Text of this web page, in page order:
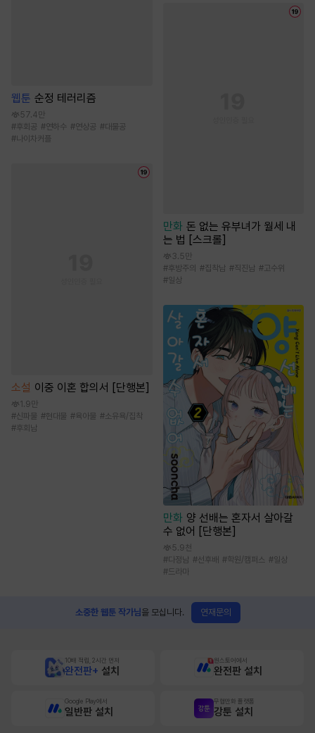
웹툰 순정 테러리즘
57.4만
#후회공 #연하수 #연상공 #대물공
#나이차커플
소설 이중 이혼 합의서 [단행본]
1.9만
#신파물 #현대물 #육아물 #소유욕/집착
#후회남
만화 돈 없는 유부녀가 월세 내
는 법 [스크롤]
3.5만
#후방주의 #집착남 #직진남 #고수위
#일상
만화 양 선배는 혼자서 살아갈
수 없어 [단행본]
5.9천
#다정남 #선후배 #학원/캠퍼스 #일상
#드라마
소중한 웹툰 작가님을 모십니다. 연재문의
10배 적립, 2시간 먼저
완전판+ 설치
원스토어에서
완전판 설치
Google Play에서
일반판 설치
무협만화 플랫폼
강툰 설치